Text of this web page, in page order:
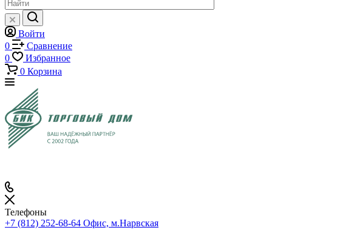
Войти
0
Сравнение
0
Избранное
0 Корзина
Телефоны
+7 (812) 252-68-64 Офис, м.Нарвская